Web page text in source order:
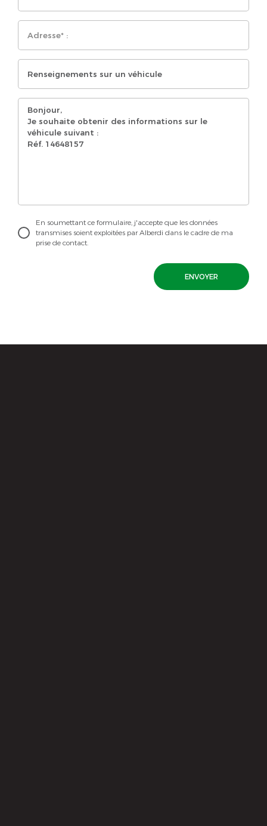
En soumettant ce formulaire, j'accepte que les données
transmises soient exploitées par Alberdi dans le cadre de ma
prise de contact.
ENVOYER